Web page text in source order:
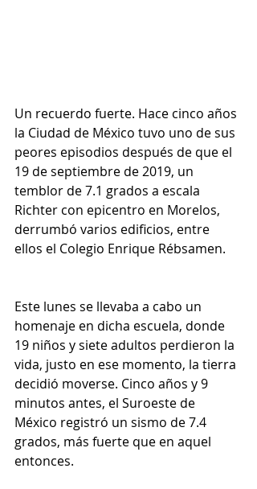
Un recuerdo fuerte. Hace cinco años
la Ciudad de México tuvo uno de sus
peores episodios después de que el
19 de septiembre de 2019, un
temblor de 7.1 grados a escala
Richter con epicentro en Morelos,
derrumbó varios edificios, entre
ellos el Colegio Enrique Rébsamen.
Este lunes se llevaba a cabo un
homenaje en dicha escuela, donde
19 niños y siete adultos perdieron la
vida, justo en ese momento, la tierra
decidió moverse. Cinco años y 9
minutos antes, el Suroeste de
México registró un sismo de 7.4
grados, más fuerte que en aquel
entonces.